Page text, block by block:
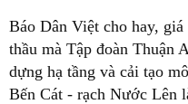
Báo Dân Việt cho hay,
thầu mà Tập đoàn Thuận
dựng hạ tầng và cải tạo
Bến Cát - rạch Nước Lên